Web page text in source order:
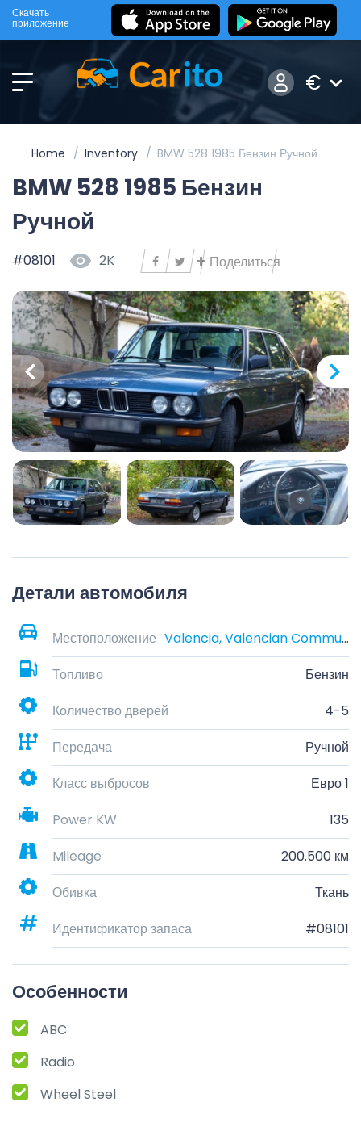
Скачать
приложение
€
Home Inventory BMW 528 1985 Бензин Ручной
BMW 528 1985 Бензин
Ручной
#08101 2K Поделиться
Детали автомобиля
Местоположение
Valencia, Valencian Community, Spain
Топливо
Бензин
Количество дверей
4-5
Передача
Ручной
Класс выбросов
Евро 1
Power KW
135
Mileage
200.500 км
Обивка
Ткань
Идентификатор запаса
#08101
Особенности
ABC
Radio
Wheel Steel